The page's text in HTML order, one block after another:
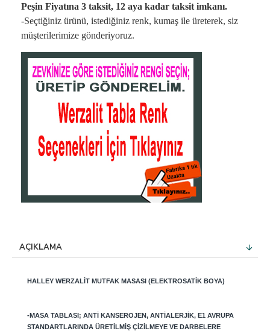
Peşin Fiyatına 3 taksit, 12 aya kadar taksit imkanı.
-Seçtiğiniz ürünü, istediğiniz renk, kumaş ile üreterek, siz
müşterilerimize gönderiyoruz.
AÇIKLAMA
HALLEY WERZALIT MUTFAK MASASI (ELEKTROSATIK BOYA)
-MASA TABLASI; ANTI KANSEROJEN, ANTIALERJIK, E1 AVRUPA
STANDARTLARINDA ÜRETILMIŞ ÇIZILMEYE VE DARBELERE